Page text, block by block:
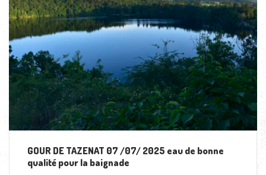
GOUR DE TAZENAT 07 /07/ 2025 eau de bonne
qualité pour la baignade